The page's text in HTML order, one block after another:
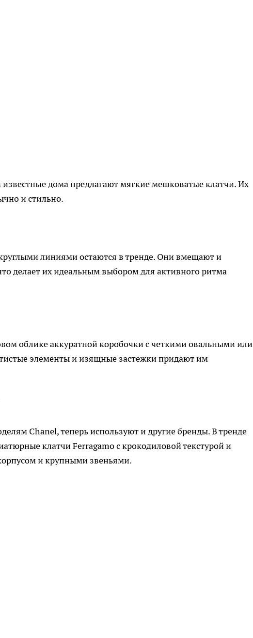
известные дома предлагают мягкие мешковатые клатчи. Их
и стильно.
линиями остаются в тренде. Они вмещают и
делает их идеальным выбором для активного ритма
облике аккуратной коробочки с четкими овальными или
элементы и изящные застежки придают им
Chanel, теперь используют и другие бренды. В тренде
клатчи Ferragamo с крокодиловой текстурой и
и крупными звеньями.